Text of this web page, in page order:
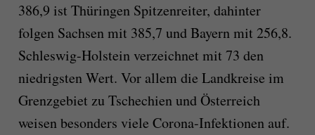
386,9 ist Thüringen Spitzenreiter, dahinter
folgen Sachsen mit 385,7 und Bayern mit 256,8.
Schleswig-Holstein verzeichnet mit 73 den
niedrigsten Wert. Vor allem die Landkreise im
Grenzgebiet zu Tschechien und Österreich
weisen besonders viele Corona-Infektionen auf.